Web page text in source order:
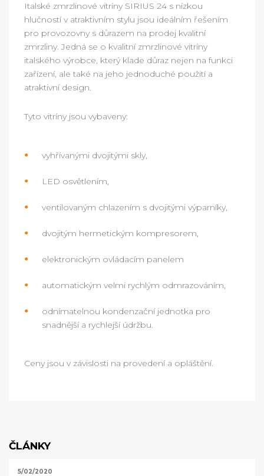
Italské zmrzlinové vitríny SIRIUS 24 s nízkou
hlučností v atraktivním stylu jsou ideálním řešením
pro provozovny s důrazem na prodej kvalitní
zmrzliny. Jedná se o kvalitní zmrzlinové vitríny
italského výrobce, který klade důraz nejen na funkci
zařízení, ale také na jeho jednoduché použití a
atraktivní design.
Tyto vitríny jsou vybaveny:
vyhřívanými dvojitými skly,
LED osvětlením,
ventilovaným chlazením s dvojitými výparníky,
dvojitým hermetickým kompresorem,
elektronickým ovládacím panelem
automatickým velmi rychlým odmrazováním,
odnímatelnou kondenzační jednotka pro
snadnější a rychlejší údržbu.
Ceny jsou v závislosti na provedení a opláštění.
ČLÁNKY
5/02/2020